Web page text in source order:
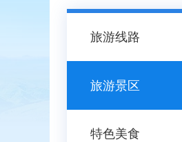
旅游线路
旅游景区
特色美食